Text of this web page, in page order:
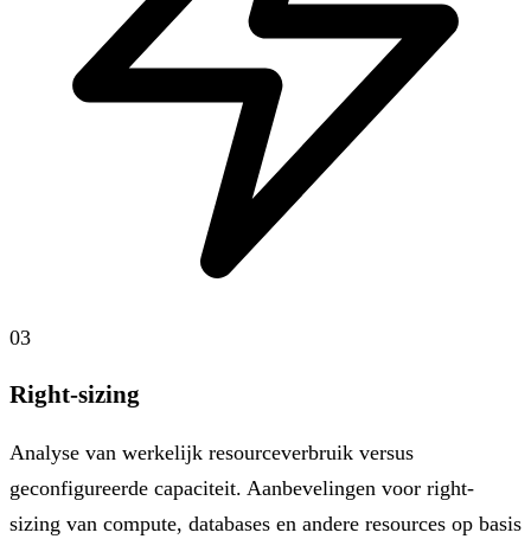
03
Right-sizing
Analyse van werkelijk resourceverbruik versus
geconfigureerde capaciteit. Aanbevelingen voor right-
sizing van compute, databases en andere resources op basis